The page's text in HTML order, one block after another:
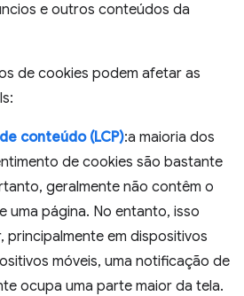
e outros conteúdos da
de cookies podem afetar as
conteúdo (LCP):a maioria dos
de cookies são bastante
geralmente não contêm o
uma página. No entanto, isso
principalmente em dispositivos
móveis, uma notificação de
ocupa uma parte maior da tela.